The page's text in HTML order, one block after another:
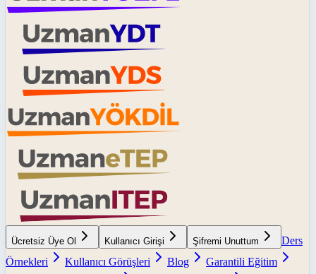
Ücretsiz Üye Ol Kullanıcı Girişi Şifremi Unuttum
Ders
Örnekleri
Kullanıcı Görüşleri Blog
Garantili Eğitim